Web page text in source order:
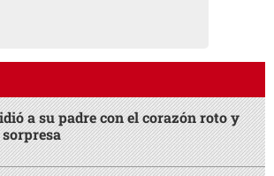
a su padre con el corazón roto y